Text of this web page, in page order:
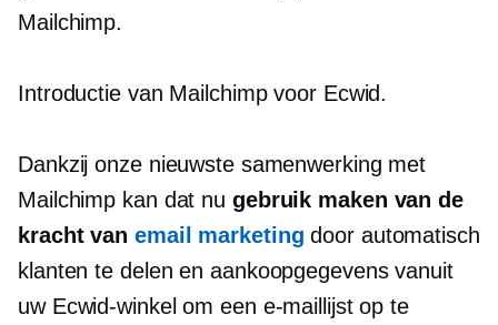
Mailchimp.
Introductie van Mailchimp voor Ecwid.
Dankzij onze nieuwste samenwerking met
Mailchimp kan dat nu gebruik maken van de
kracht van email marketing door automatisch
klanten te delen en aankoopgegevensvanuit
uw Ecwid-winkel om een ​​e-maillijst op te